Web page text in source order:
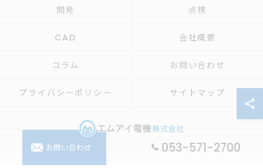
053-571-2700
お問い合わせ
開発 点検
CAD 会社概要
コラム お問い合わせ
プライバシーポリシー サイトマップ
© 2026 制御盤の設計ならエムアイ電機株式会社 ALL RIGHTS RESERVED.